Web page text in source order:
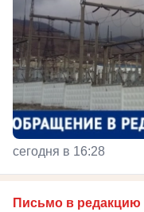
сегодня в 16:28
Письмо в редакцию